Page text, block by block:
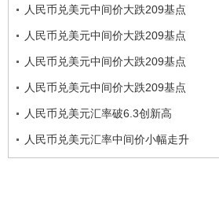
人民币兑美元中间价大跌209基点
人民币兑美元中间价大跌209基点
人民币兑美元中间价大跌209基点
人民币兑美元中间价大跌209基点
人民币兑美元汇率破6.3创新高
人民币兑美元汇率中间价小幅走升